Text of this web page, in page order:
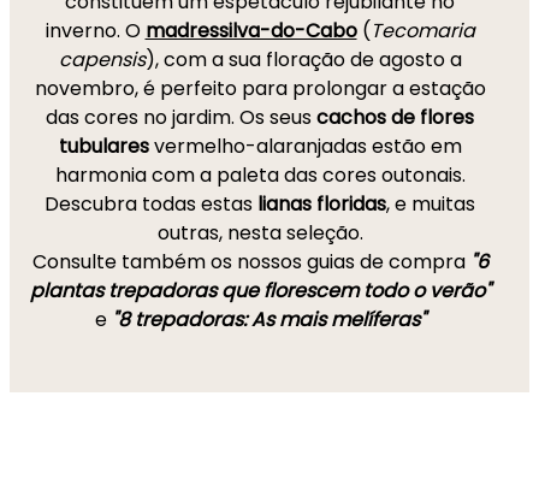
inverno. O madressilva-do-Cabo(Tecomaria
capensis), com a sua floração de agosto a
novembro, é perfeito para prolongar a estação
das cores no jardim. Os seuscachos de flores
tubularesvermelho-alaranjadas estão em
harmonia com a paleta das cores outonais.
Descubra todas estas lianas floridas, e muitas
outras, nesta seleção.
Consulte também os nossos guias de compra "6
plantas trepadoras que florescem todo o verão"
e "8 trepadoras: As mais melíferas"